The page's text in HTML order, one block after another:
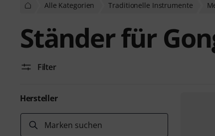
Alle Kategorien Traditionelle Instrumente
Ständer für
Filter
Hersteller
Marken suchen